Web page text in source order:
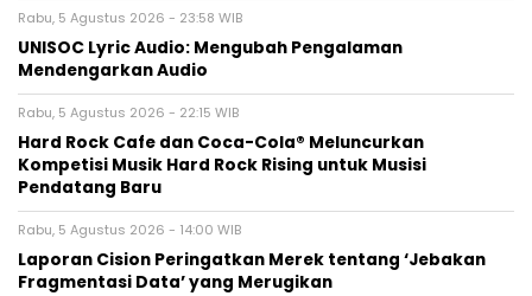
Rabu, 5 Agustus 2026 - 23:58 WIB
UNISOC Lyric Audio: Mengubah Pengalaman
Mendengarkan Audio
Rabu, 5 Agustus 2026 - 22:15 WIB
Hard Rock Cafe dan Coca-Cola® Meluncurkan
Kompetisi Musik Hard Rock Rising untuk Musisi
Pendatang Baru
Rabu, 5 Agustus 2026 - 14:00 WIB
Laporan Cision Peringatkan Merek tentang ‘Jebakan
Fragmentasi Data’ yang Merugikan